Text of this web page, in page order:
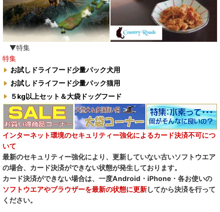
▼特集
特集
お試しドライフード少量パック犬用
お試しドライフード少量パック猫用
５kg以上セット＆大袋ドッグフード
インターネット環境のセキュリティー強化によるカード決済不可につ
いて
最新のセキュリティー強化により、更新していない古いソフトウエア
の場合、カード決済ができない状態が発生しております。
カード決済ができない場合は、一度Android・iPhone・各お使いの
ソフトウエアやブラウザーを最新の状態に更新してから決済を行って
ください。